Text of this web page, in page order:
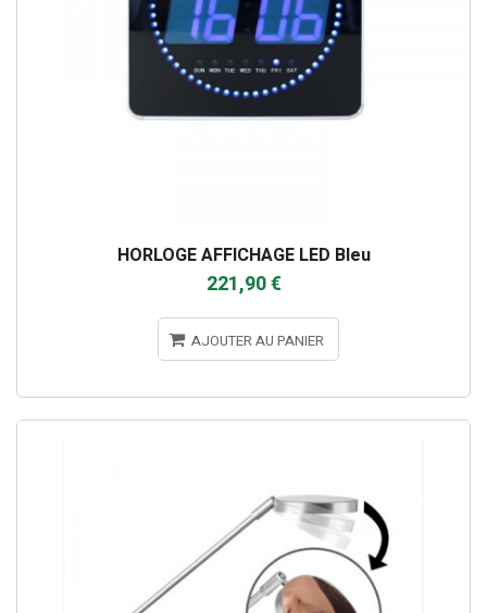
HORLOGE AFFICHAGE LED Bleu
221,90 €
AJOUTER AU PANIER